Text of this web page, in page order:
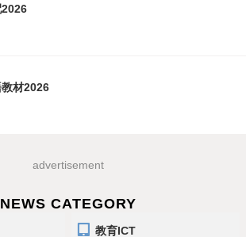
材2026
advertisement
NEWS CATEGORY
教育ICT